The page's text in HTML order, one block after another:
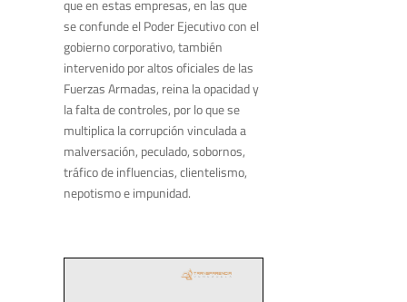
que en estas empresas, en las que
se confunde el Poder Ejecutivo con el ​
gobierno corporativo​, también
intervenido por altos oficiales de las
Fuerzas Armadas,​ reina la opacidad y
la falta de control​es​, ​por lo que se
multiplica​ la corrupción vinculada a
malversación, peculado, sobornos,
tráfico de influencias, clientelismo,
nepotismo e impunidad.